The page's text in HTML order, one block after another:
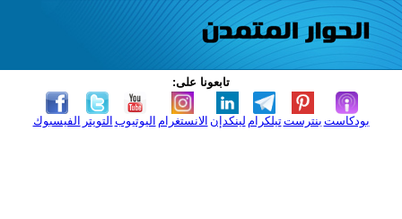
تابعونا على:
الفيسبوك التويتر اليوتيوب الانستغرام لينكدإن تيلكرامبنترست بودكاست